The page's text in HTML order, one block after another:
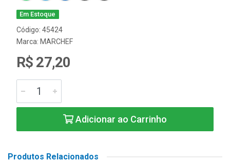
Em Estoque
Código: 45424
Marca: MARCHEF
R$ 27,20
Adicionar ao Carrinho
Produtos Relacionados